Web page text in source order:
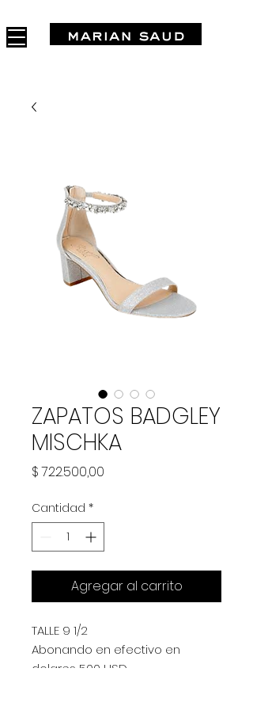
ZAPATOS BADGLEY
MISCHKA
$ 722.500,00
Cantidad *
Agregar al carrito
TALLE 9 1/2
Abonando en efectivo en
dolares 500 USD